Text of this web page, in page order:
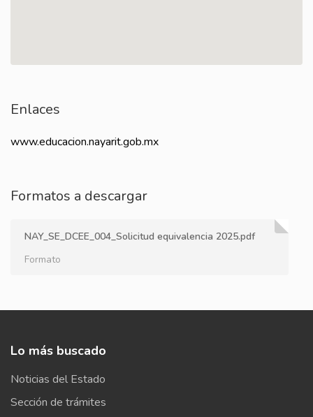
Enlaces
www.educacion.nayarit.gob.mx
Formatos a descargar
NAY_SE_DCEE_004_Solicitud equivalencia 2025.pdf
Formato
Lo más buscado
Noticias del Estado
Sección de trámites